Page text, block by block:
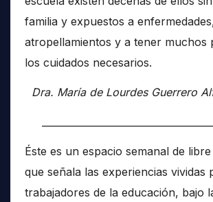
familia y expuestos a
atropellamientos y a tener muchos
los cuidados necesarios.
Dra. María de Lourdes Guerrero
Éste es un espacio semanal de
que señala las experiencias vividas
trabajadores de la educación, bajo